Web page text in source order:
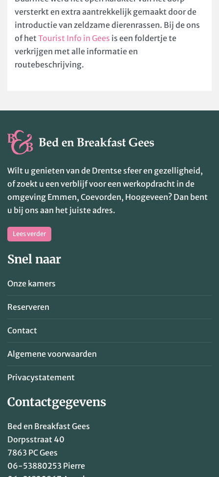
versterkt en extra aantrekkelijk gemaakt door de
introductie van zeldzame dierenrassen. Bij de ons
of hetTourist Info in Gees is een foldertje te
verkrijgen met alle informatie en
routebeschrijving.
Wilt u genieten van de Drentse sfeer en gezelligheid,
of zoekt u een verblijf voor een werkopdracht in de
omgeving Emmen, Coevorden, Hoogeveen? Dan bent
u bij ons aan het juiste adres.
Lees verder
Snel naar
Onze kamers
Reserveren
Contact
Algemene voorwaarden
Privacystatement
Contactgegevens
Bed en Breakfast Gees
Dorpsstraat 40
7863 PC Gees
06-53880253 Pierre